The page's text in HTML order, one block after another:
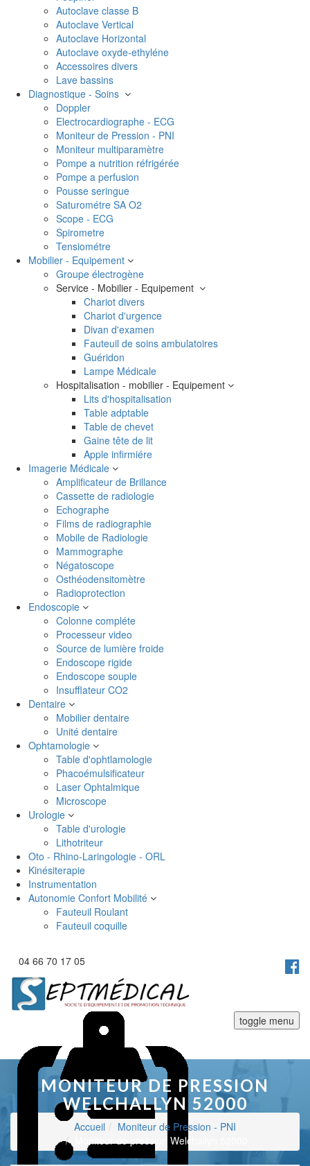
Autoclave classe B
Autoclave Vertical
Autoclave Horizontal
Autoclave oxyde-ethyléne
Accessoires divers
Lave bassins
Diagnostique - Soins
Doppler
Electrocardiographe - ECG
Moniteur de Pression - PNI
Moniteur multiparamètre
Pompe a nutrition réfrigérée
Pompe a perfusion
Pousse seringue
Saturométre SA O2
Scope - ECG
Spirometre
Tensiométre
Mobilier - Equipement
Groupe électrogène
Service - Mobilier - Equipement
Chariot divers
Chariot d'urgence
Divan d'examen
Fauteuil de soins ambulatoires
Guéridon
Lampe Médicale
Hospitalisation - mobilier - Equipement
Lits d'hospitalisation
Table adptable
Table de chevet
Gaine tête de lit
Apple infirmiére
Imagerie Médicale
Amplificateur de Brillance
Cassette de radiologie
Echographe
Films de radiographie
Mobile de Radiologie
Mammographe
Négatoscope
Osthéodensitomètre
Radioprotection
Endoscopie
Colonne compléte
Processeur video
Source de lumière froide
Endoscope rigide
Endoscope souple
Insufflateur CO2
Dentaire
Mobilier dentaire
Unité dentaire
Ophtamologie
Table d'ophtlamologie
Phacoémulsificateur
Laser Ophtalmique
Microscope
Urologie
Table d'urologie
Lithotriteur
Oto - Rhino-Laringologie - ORL
Kinésiterapie
Instrumentation
Autonomie Confort Mobilité
Fauteuil Roulant
Fauteuil coquille
04 66 70 17 05
toggle menu
MONITEUR DE PRESSION
WELCHALLYN 52000
Accueil
Moniteur de Pression - PNI
Moniteur de pression Welchallyn 52000